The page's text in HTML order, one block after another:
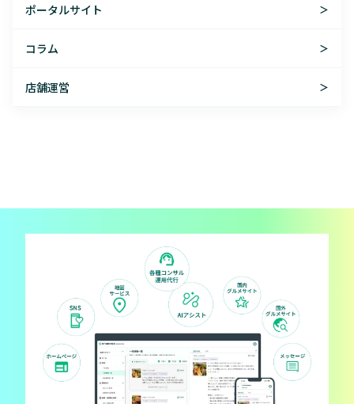
ポータルサイト ＞
コラム ＞
店舗運営 ＞